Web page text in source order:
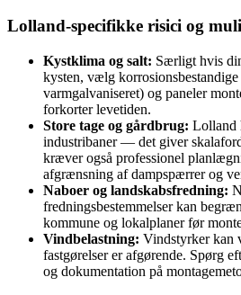
Lolland‑specifikke risici og
Kystklima og salt: Særligt hvis
kysten, vælg
varmgalvaniseret) og paneler
forkorter levetiden.
Store tage og gårdbrug: Lolland
industribaner — det giver
kræver også professionel
afgrænsning af dampspærrer og
Naboer og landskabsfredning:
fredningsbestemmelser kan
kommune og lokalplaner før
Vindbelastning: Vindstyrker kan
fastgørelser er afgørende. Spørg
og dokumentation på